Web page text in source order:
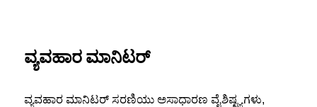
ವ್ಯವಹಾರ ಮಾನಿಟರ್
ವ್ಯವಹಾರ ಮಾನಿಟರ್ ಸರಣಿಯು ಅಸಾಧಾರಣ ವೈಶಿಷ್ಟ್ಯಗಳು,